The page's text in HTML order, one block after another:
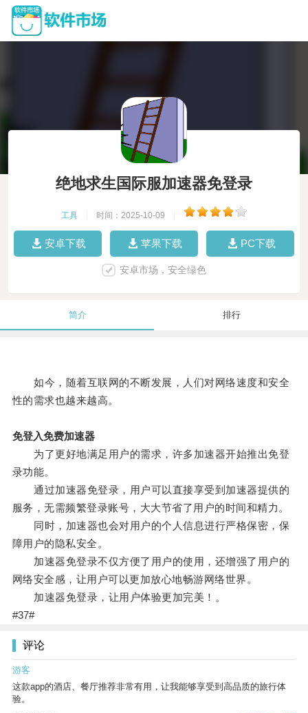
绝地求生国际服加速器免登录
工具 时间：2025-10-09
安卓下载 苹果下载 PC下载
安卓市场，安全绿色
简介 排行
如今，随着互联网的不断发展，人们对网络速度和安全
性的需求也越来越高。
免登入免费加速器
为了更好地满足用户的需求，许多加速器开始推出免登
录功能。
通过加速器免登录，用户可以直接享受到加速器提供的
服务，无需频繁登录账号，大大节省了用户的时间和精力。
同时，加速器也会对用户的个人信息进行严格保密，保
障用户的隐私安全。
加速器免登录不仅方便了用户的使用，还增强了用户的
网络安全感，让用户可以更加放心地畅游网络世界。
加速器免登录，让用户体验更加完美！。
#37#
评论
游客
这款app的酒店、餐厅推荐非常有用，让我能够享受到高品质的旅行体
验。